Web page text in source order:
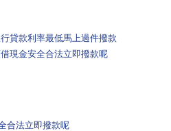
貸款利率最低馬上過件撥款
現金安全合法立即撥款呢
合法立即撥款呢